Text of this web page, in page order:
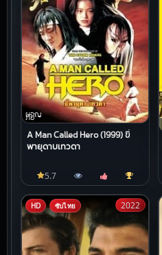
ผจญ
ภัย
A Man Called Hero (1999) ขี่
พายุดาบเทวดา
5.7
HD ซับไทย 2022